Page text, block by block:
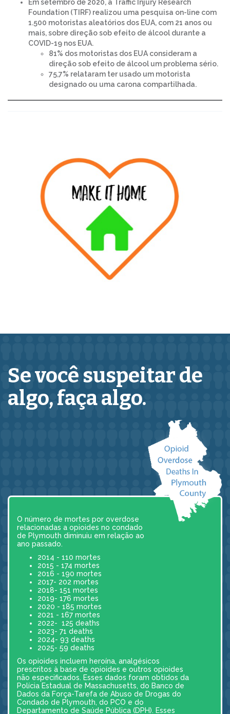
Em setembro de 2020, a Traffic Injury Research
Foundation (TIRF) realizou uma pesquisa on-line com
1.500 motoristas aleatórios dos EUA, com 21 anos ou
mais, sobre direção sob efeito de álcool durante a
COVID-19 nos EUA.
81% dos motoristas dos EUA consideram a
direção sob efeito de álcool um problema sério.
75,7% relataram ter usado um motorista
designado ou uma carona compartilhada.
Make It Home-Web
Hub
Se você suspeitar de
algo,faça algo.
O número de mortes por overdose
relacionadas a opioides no condado
de Plymouth diminuiu em relação ao
ano passado.
2014 - 110 mortes
2015 - 174 mortes
2016 - 190 mortes
2017- 202 mortes
2018- 151 mortes
2019- 176 mortes
2020 - 185 mortes
2021 - 167 mortes
2022- 125 deaths
2023- 71 deaths
2024- 93 deaths
2025- 59 deaths
Os opioides incluem heroína, analgésicos
prescritos à base de opioides e outros opioides
não especificados. Esses dados foram obtidos da
Polícia Estadual de Massachusetts, do Banco de
Dados da Força-Tarefa de Abuso de Drogas do
Condado de Plymouth, do PCO e do
Departamento de Saúde Pública (DPH). Esses